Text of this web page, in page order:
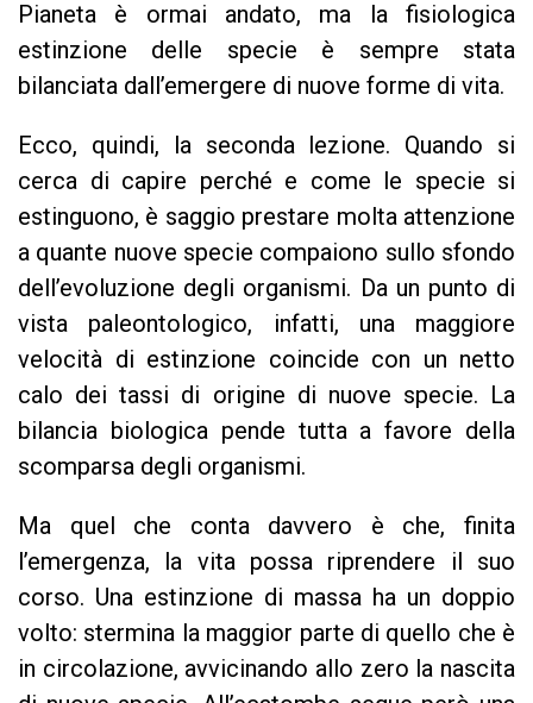
Pianeta è ormai andato, ma la fisiologica
estinzione delle specie è sempre stata
bilanciata dall’emergere di nuove forme di vita.
Ecco, quindi, la seconda lezione. Quando si
cerca di capire perché e come le specie si
estinguono, è saggio prestare molta attenzione
a quante nuove specie compaiono sullo sfondo
dell’evoluzione degli organismi. Da un punto di
vista paleontologico, infatti, una maggiore
velocità di estinzione coincide con un netto
calo dei tassi di origine di nuove specie. La
bilancia biologica pende tutta a favore della
scomparsa degli organismi.
Ma quel che conta davvero è che, finita
l’emergenza, la vita possa riprendere il suo
corso. Una estinzione di massa ha un doppio
volto: stermina la maggior parte di quello che è
in circolazione, avvicinando allo zero la nascita